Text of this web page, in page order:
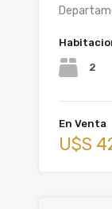
2
En Venta
U$S